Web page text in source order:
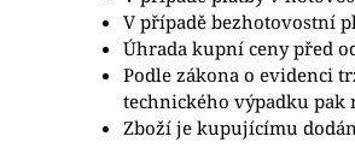
V případě bezhotovostní
Úhrada kupní ceny před
Podle zákona o evidenci
technického výpadku pak
Zboží je kupujícímu